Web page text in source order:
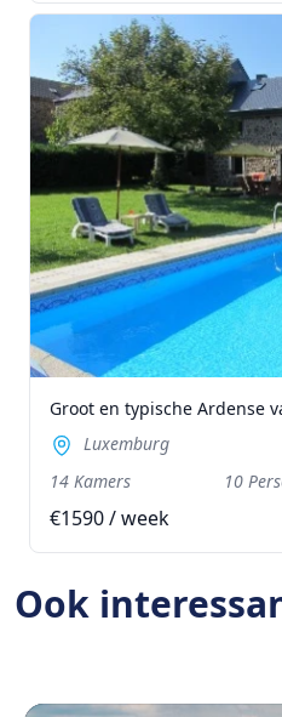
Groot en typische Ardense
Luxemburg
14 Kamers
10
€1590 / week
Ook